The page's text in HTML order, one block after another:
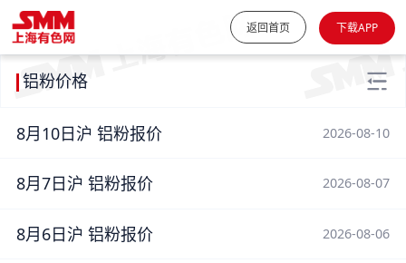
返回首页 下载APP
铝粉价格
8月10日沪 铝粉报价 2026-08-10
8月7日沪 铝粉报价 2026-08-07
8月6日沪 铝粉报价 2026-08-06